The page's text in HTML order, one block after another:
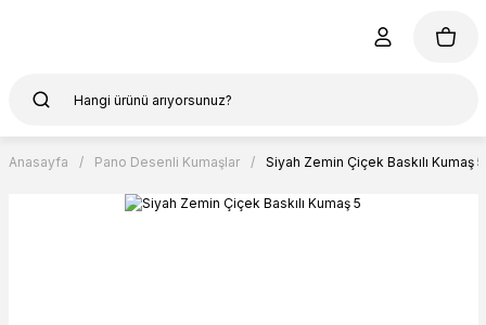
Anasayfa Pano Desenli Kumaşlar Siyah Zemin Çiçek Baskılı Kumaş 5